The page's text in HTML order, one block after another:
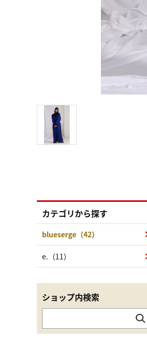
カテゴリから探す
blueserge（42）
e.（11）
ショップ内検索